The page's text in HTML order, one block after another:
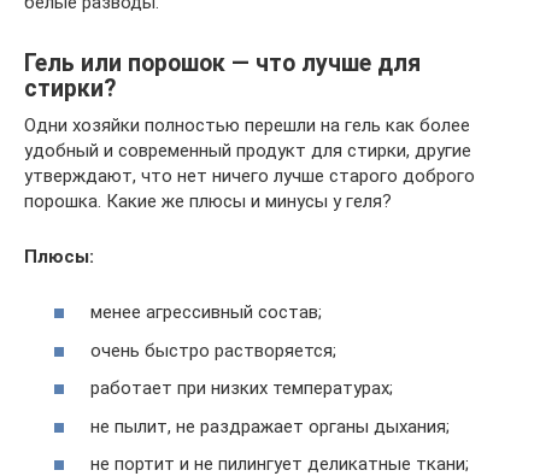
Гель или порошок — что лучше для
стирки?
Одни хозяйки полностью перешли на гель как более
удобный и современный продукт для стирки, другие
утверждают, что нет ничего лучше старого доброго
порошка. Какие же плюсы и минусы у геля?
Плюсы:
менее агрессивный состав;
очень быстро растворяется;
работает при низких температурах;
не пылит, не раздражает органы дыхания;
не портит и не пилингует деликатные ткани;